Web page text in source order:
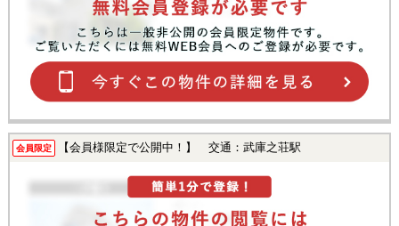
会員限定 【会員様限定で公開中！】 交通：武庫之荘駅